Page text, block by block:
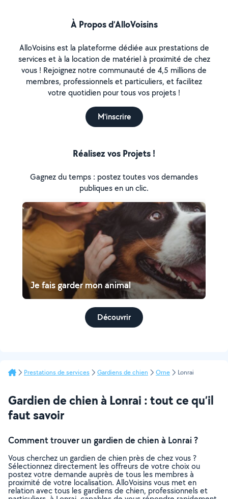
À Propos d’AlloVoisins
AlloVoisins est la plateforme dédiée aux prestations de
services et à la location de matériel à proximité de chez
vous ! Rejoignez notre communauté de 4,5 millions de
membres, professionnels et particuliers, et facilitez
votre quotidien pour tous vos projets !
M'inscrire
Réalisez vos Projets !
Gagnez du temps : postez toutes vos demandes
publiques en un clic.
Je fais garder mon animal
Découvrir
Prestations de services Gardiens de chien Orne Lonrai
Gardien de chien à Lonrai : tout ce qu’il
faut savoir
Comment trouver un gardien de chien à Lonrai ?
Vous cherchez un gardien de chien près de chez vous ?
Sélectionnez directement les offreurs de votre choix ou
postez votre demande auprès de tous les membres à
proximité de votre localisation. AlloVoisins vous met en
relation avec tous les gardiens de chien, professionnels et